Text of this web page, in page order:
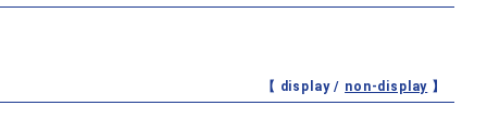
【 display / non-display 】